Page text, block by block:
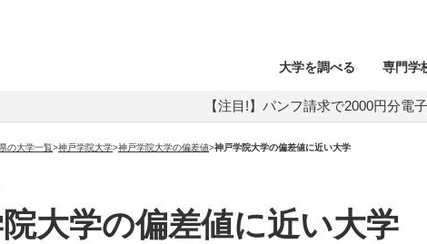
大学を調べる 専門学
【注目!】パンフ請求で2000円分電
の大学一覧>神戸学院大学>神戸学院大学の偏差値>神戸学院大学の偏差値に近い大学
大学の偏差値に近い大学